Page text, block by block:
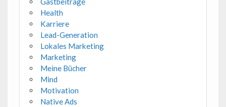
Health
Karriere
Lead-Generation
Lokales Marketing
Marketing
Meine Bücher
Mind
Motivation
Native Ads